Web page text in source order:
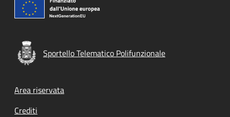
Sportello Telematico Polifunzionale
Footer menu
Area riservata
Crediti